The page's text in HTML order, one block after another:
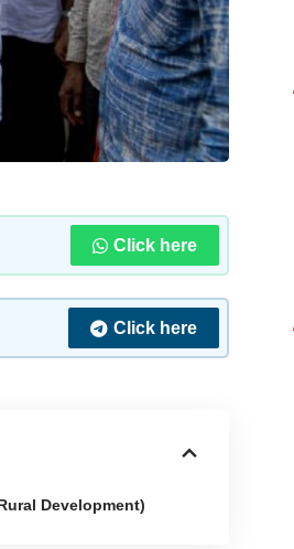
Click here
Click here
(Rural Development)